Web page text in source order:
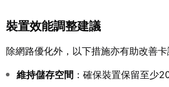
裝置效能調整建議
除網路優化外，以下措施亦有助改善卡
維持儲存空間 ：確保裝置保留至少